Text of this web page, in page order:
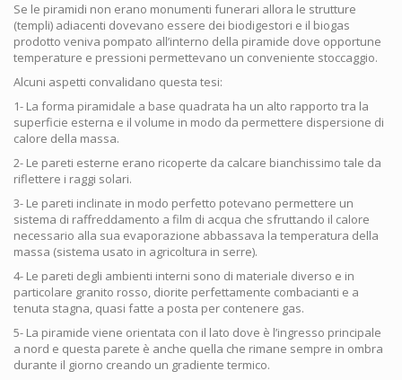
Se le piramidi non erano monumenti funerari allora le strutture
(templi) adiacenti dovevano essere dei biodigestori e il biogas
prodotto veniva pompato all’interno della piramide dove opportune
temperature e pressioni permettevano un conveniente stoccaggio.
Alcuni aspetti convalidano questa tesi:
1- La forma piramidale a base quadrata ha un alto rapporto tra la
superficie esterna e il volume in modo da permettere dispersione di
calore della massa.
2- Le pareti esterne erano ricoperte da calcare bianchissimo tale da
riflettere i raggi solari.
3- Le pareti inclinate in modo perfetto potevano permettere un
sistema di raffreddamento a film di acqua che sfruttando il calore
necessario alla sua evaporazione abbassava la temperatura della
massa (sistema usato in agricoltura in serre).
4- Le pareti degli ambienti interni sono di materiale diverso e in
particolare granito rosso, diorite perfettamente combacianti e a
tenuta stagna, quasi fatte a posta per contenere gas.
5- La piramide viene orientata con il lato dove è l’ingresso principale
a nord e questa parete è anche quella che rimane sempre in ombra
durante il giorno creando un gradiente termico.